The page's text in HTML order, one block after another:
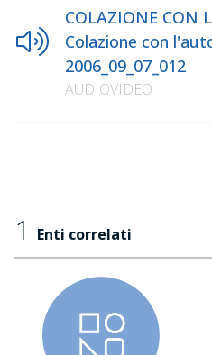
COLAZIONE CON
Colazione con
2006_09_07_012
AUDIOVIDEO
1 Enti correlati